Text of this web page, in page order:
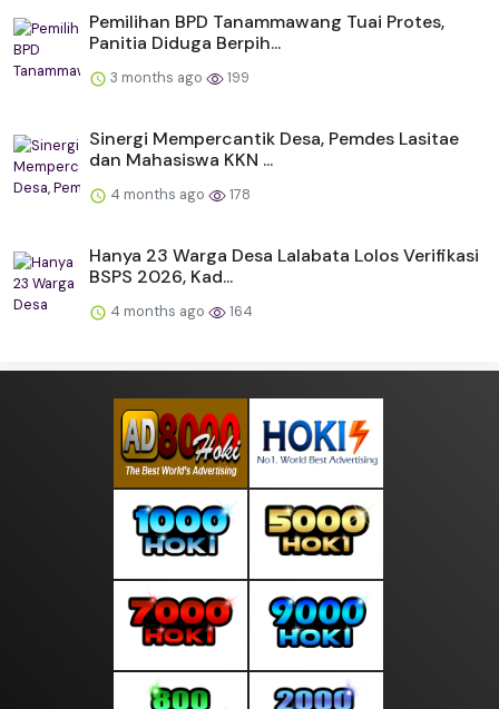
Pemilihan BPD Tanammawang Tuai Protes,
Panitia Diduga Berpih...
3 months ago 199
Sinergi Mempercantik Desa, Pemdes Lasitae
dan Mahasiswa KKN ...
4 months ago 178
Hanya 23 Warga Desa Lalabata Lolos Verifikasi
BSPS 2026, Kad...
4 months ago 164